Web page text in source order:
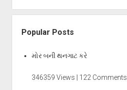
Popular Posts
મોર બની થનગાટ કરે
346359 Views | 122 Comments